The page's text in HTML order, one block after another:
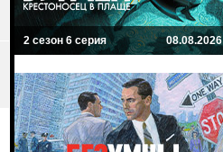
2 сезон 6 серия 08.08.2026